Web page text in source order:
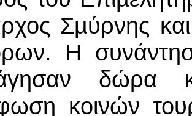
Σµύρνης
Η
δώρα
κοινών